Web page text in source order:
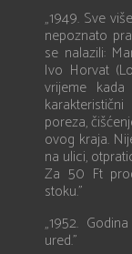
„1949. Sve
nepoznato
se nalazili:
Ivo Horvat
vrijeme
poreza,
ovog kraja.
na ulici,
Za 50 Ft
stoku.”
„1952.
ured.”